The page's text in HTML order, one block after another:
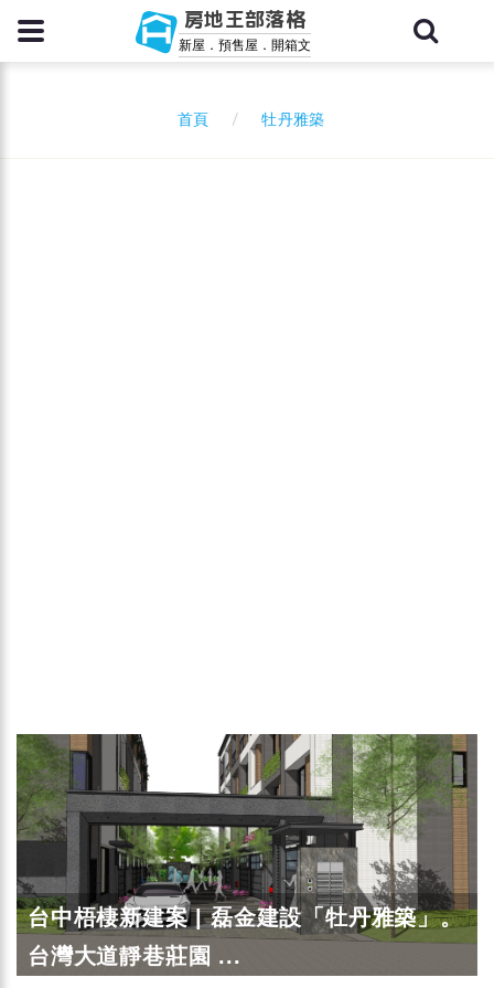
房地王部落格
新屋．預售屋．開箱文
首頁 牡丹雅築
台中梧棲新建案 | 磊金建設「牡丹雅築」。
台灣大道靜巷莊園 ...